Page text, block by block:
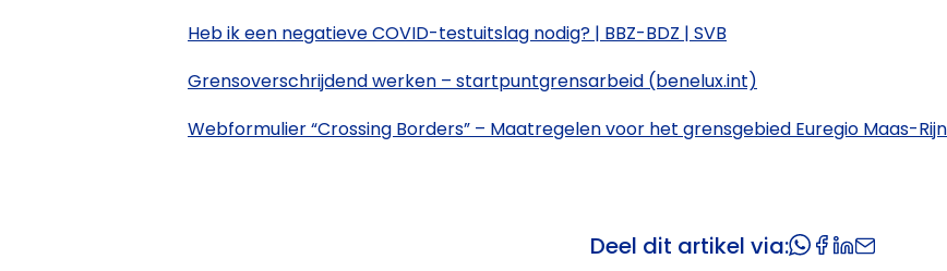
Heb ik een negatieve COVID-testuitslag nodig? | BBZ-BDZ | SVB
Grensoverschrijdend werken – startpuntgrensarbeid (benelux.int)
Webformulier “Crossing Borders” – Maatregelen voor het grensgebied Euregio Maas-
Deel dit artikel via: